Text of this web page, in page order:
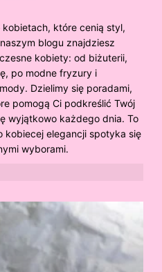
które cenią styl,
blogu znajdziesz
kobiety: od biżuterii,
po modne fryzury i
Dzielimy się poradami,
pomogą Ci podkreślić Twój
wyjątkowo każdego dnia. To
kobiecej elegancji spotyka się
wyborami.